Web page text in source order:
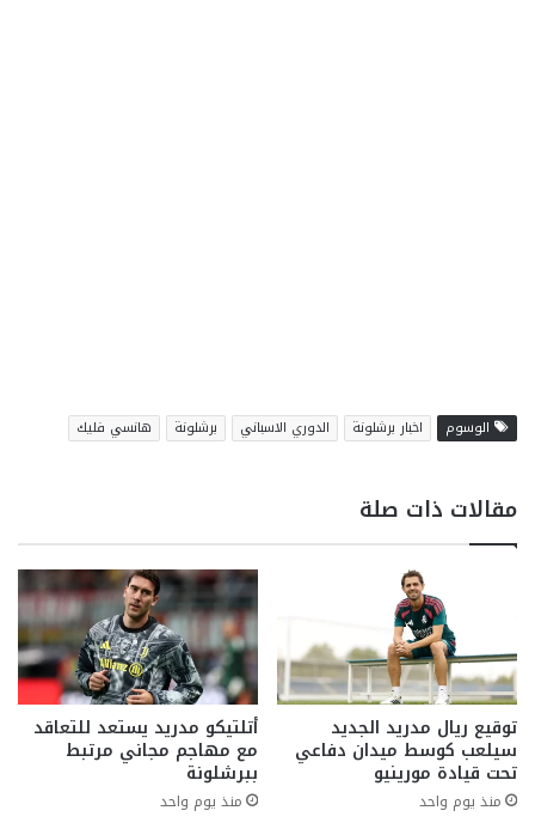
الوسوم اخبار برشلونة الدوري الاسباني برشلونة هانسي فليك
مقالات ذات صلة
توقيع ريال مدريد الجديد
سيلعب كوسط ميدان دفاعي
تحت قيادة مورينيو
منذ يوم واحد
أتلتيكو مدريد يستعد للتعاقد
مع مهاجم مجاني مرتبط
ببرشلونة
منذ يوم واحد